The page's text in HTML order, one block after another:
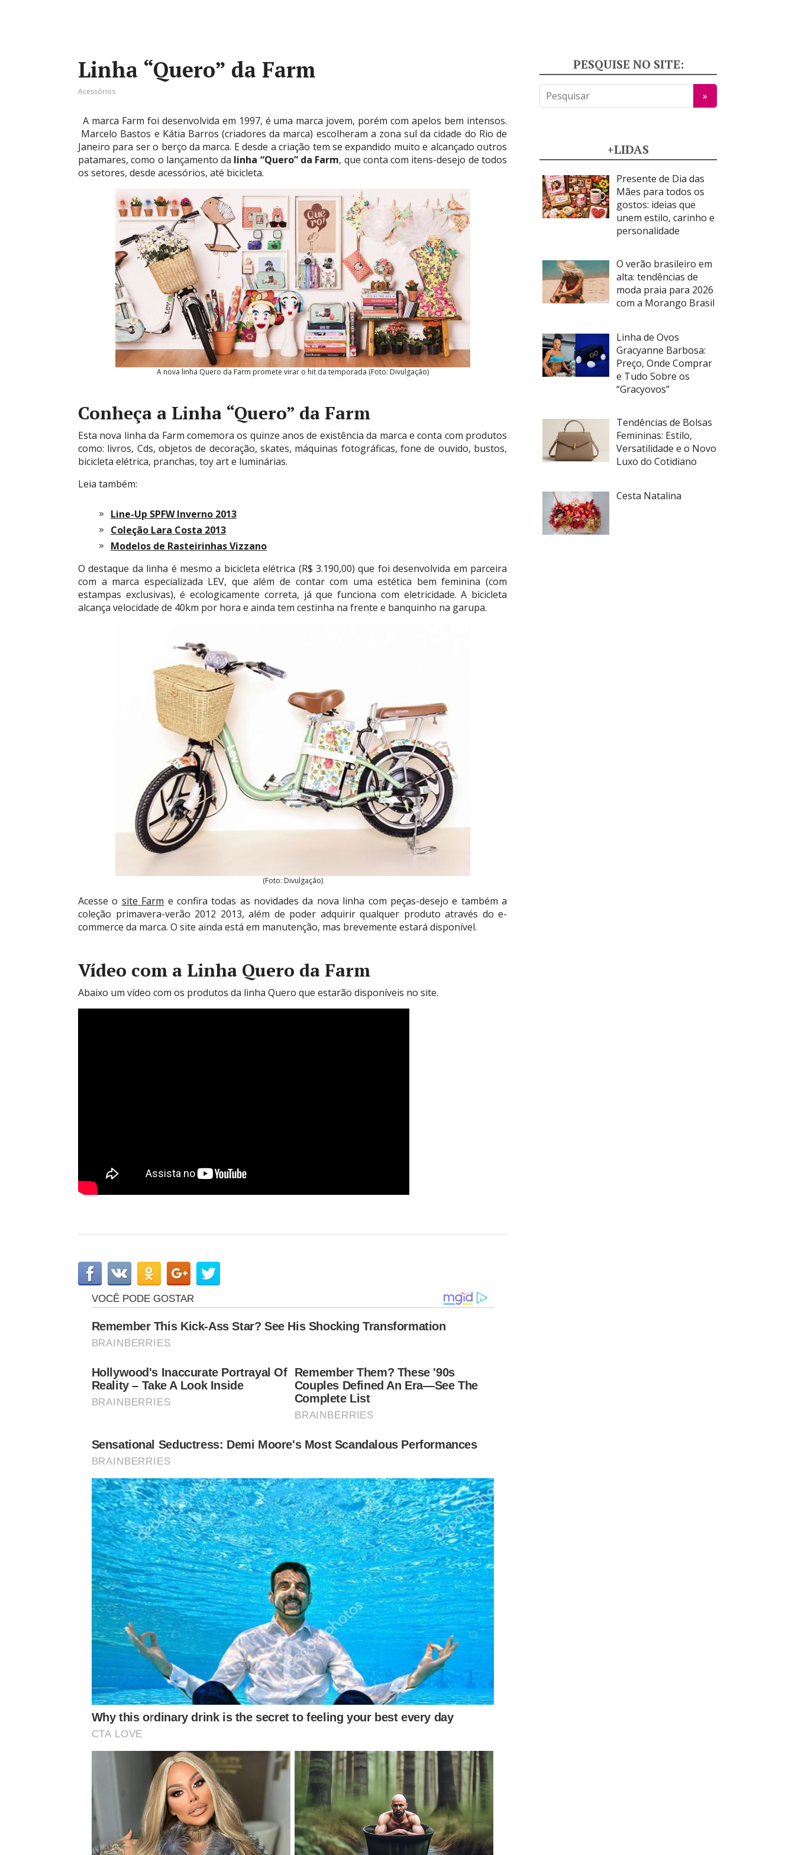
Linha “Quero” da Farm
Acessórios
A marca Farm foi desenvolvida em 1997, é uma marca jovem, porém com apelos bem intensos.
Marcelo Bastos e Kátia Barros (criadores da marca) escolheram a zona sul da cidade do Rio de
Janeiro para ser o berço da marca. E desde a criação tem se expandido muito e alcançado outros
patamares, como o lançamento da linha “Quero” da Farm, que conta com itens-desejo de todos
os setores, desde acessórios, até bicicleta.
A nova linha Quero da Farm promete virar o hit da temporada (Foto: Divulgação)
Conheça a Linha “Quero” da Farm
Esta nova linha da Farm comemora os quinze anos de existência da marca e conta com produtos
como: livros, Cds, objetos de decoração, skates, máquinas fotográficas, fone de ouvido, bustos,
bicicleta elétrica, pranchas, toy art e luminárias.
Leia também:
Line-Up SPFW Inverno 2013
Coleção Lara Costa 2013
Modelos de Rasteirinhas Vizzano
O destaque da linha é mesmo a bicicleta elétrica (R$ 3.190,00) que foi desenvolvida em parceira
com a marca especializada LEV, que além de contar com uma estética bem feminina (com
estampas exclusivas), é ecologicamente correta, já que funciona com eletricidade. A bicicleta
alcança velocidade de 40km por hora e ainda tem cestinha na frente e banquinho na garupa.
(Foto: Divulgação)
Acesse o site Farm e confira todas as novidades da nova linha com peças-desejo e também a
coleção primavera-verão 2012 2013, além de poder adquirir qualquer produto através do e-
commerce da marca. O site ainda está em manutenção, mas brevemente estará disponível.
Vídeo com a Linha Quero da Farm
Abaixo um vídeo com os produtos da linha Quero que estarão disponíveis no site.
PESQUISE NO SITE:
+LIDAS
Presente de Dia das
Mães para todos os
gostos: ideias que
unem estilo, carinho e
personalidade
O verão brasileiro em
alta: tendências de
moda praia para 2026
com a Morango Brasil
Linha de Ovos
Gracyanne Barbosa:
Preço, Onde Comprar
e Tudo Sobre os
“Gracyovos”
Tendências de Bolsas
Femininas: Estilo,
Versatilidade e o Novo
Luxo do Cotidiano
Cesta Natalina